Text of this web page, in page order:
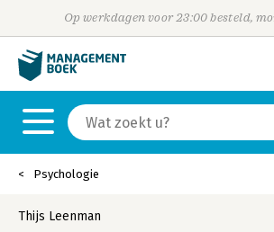
Op werkdagen voor 23:00 besteld,
Psychologie
Thijs Leenman